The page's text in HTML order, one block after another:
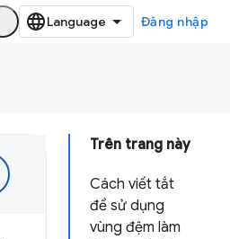
Đăng nhập
Trên trang này
Cách viết tắt
để sử dụng
vùng đệm làm